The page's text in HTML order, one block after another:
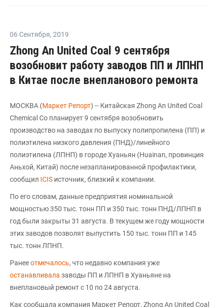
06 Сентября, 2019
Zhong An United Coal 9 сентября
возобновит работу заводов ПП и ЛПНП
в Китае после внепланового ремонта
МОСКВА (Маркет Репорт) -- Китайская Zhong An United Coal
Chemical Co планирует 9 сентября возобновить
производство на заводах по выпуску полипропилена (ПП) и
полиэтилена низкого давления (ПНД)/линейного
полиэтилена (ЛПНП) в городе Хуаньян (Huainan, провинция
Аньхой, Китай) после незапланированной профилактики,
сообщил ICIS источник, близкий к компании.
По его словам, данные предприятия номинальной
мощностью 350 тыс. тонн ПП и 350 тыс. тонн ПНД/ЛПНП в
год были закрыты 31 августа. В текущем же году мощности
этих заводов позволят выпустить 150 тыс. тонн ПП и 145
тыс. тонн ЛПНП.
Ранееотмечалось, что недавно компания уже
останавливала заводы ПП и ЛПНП в Хуаньяне на
внеплановый ремонт с 10 по 24 августа.
Как сообщала компания Маркет Репорт, Zhong An United Coal